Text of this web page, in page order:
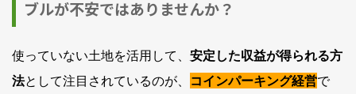
ブルが不安ではありませんか？
使っていない土地を活用して、 安定した収益が得られる方
法として注目されているのが、 コインパーキング経営で